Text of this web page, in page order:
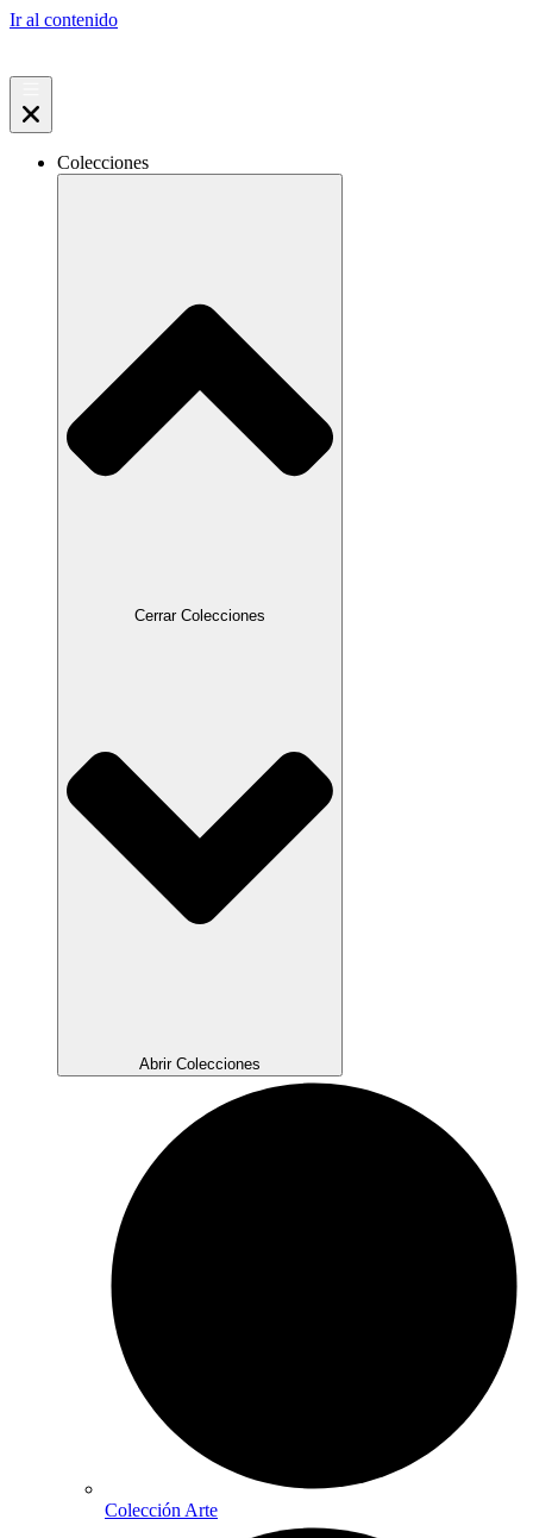
Ir al contenido
Colecciones
Cerrar Colecciones
Abrir Colecciones
Colección Arte